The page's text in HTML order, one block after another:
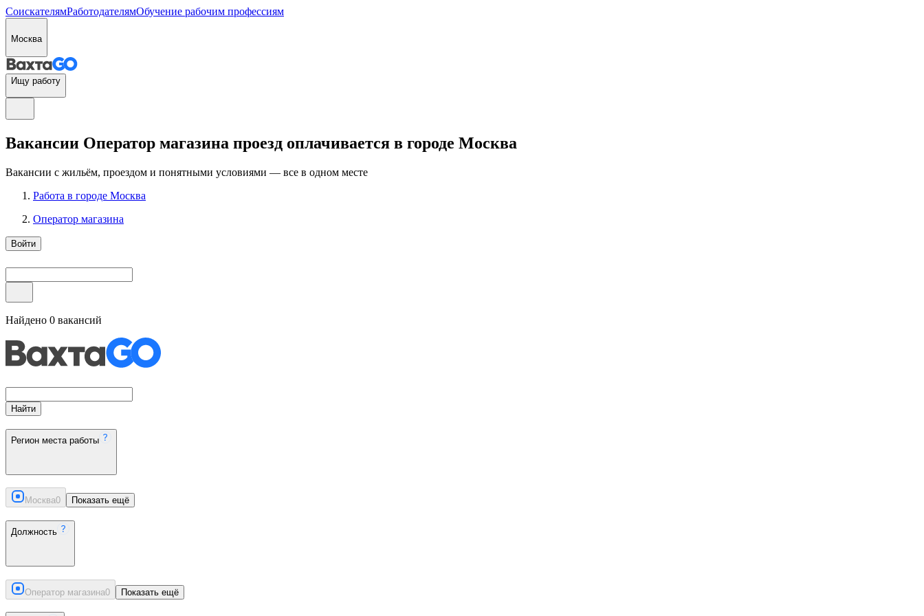
СоискателямРаботодателямОбучение рабочим профессиям
Москва
Ищу работу
Вакансии Оператор магазина проезд оплачивается в городе Москва
Вакансии с жильём, проездом и понятными условиями — все в одном месте
Работа в городе Москва
Оператор магазина
Войти
Найдено 0 вакансий
Найти
Регион места работы
Москва0 Показать ещё
Должность
Оператор магазина0 Показать ещё